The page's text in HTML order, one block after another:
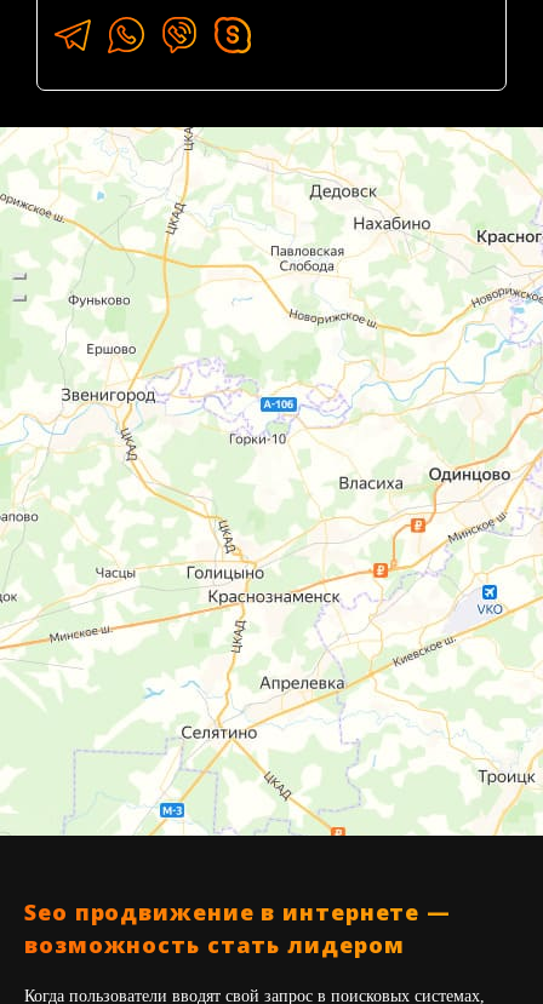
Seo продвижение в интернете —
возможность стать лидером
Когда пользователи вводят свой запрос в поисковых системах,